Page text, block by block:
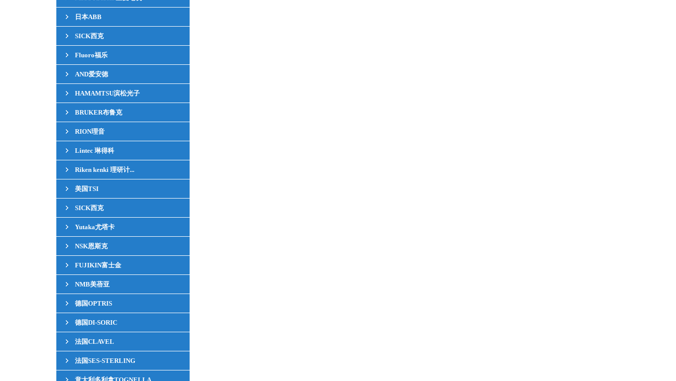
日本ABB
SICK西克
Fluoro福乐
AND爱安徳
HAMAMTSU滨松光子
BRUKER布鲁克
RION理音
Lintec 琳得科
Riken kenki 理研计...
美国TSI
SICK西克
Yutaka尤塔卡
NSK恩斯克
FUJIKIN富士金
NMB美蓓亚
德国OPTRIS
德国DI-SORIC
法国CLAVEL
法国SES-STERLING